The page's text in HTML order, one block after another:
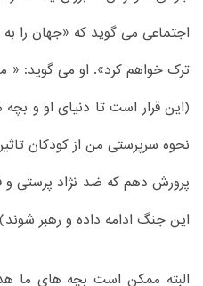
اجتماعی می گوید که «جهان را به
ترک خواهم کرد». او می گوید: «
(این قرار است تا دنیای او و
نحوه سرپرستی من از کودکان
پرورش دهم که ضد نژاد پرستی
این جنگ ادامه داده و رهبر
البته ممکن است بچه های ما هدف